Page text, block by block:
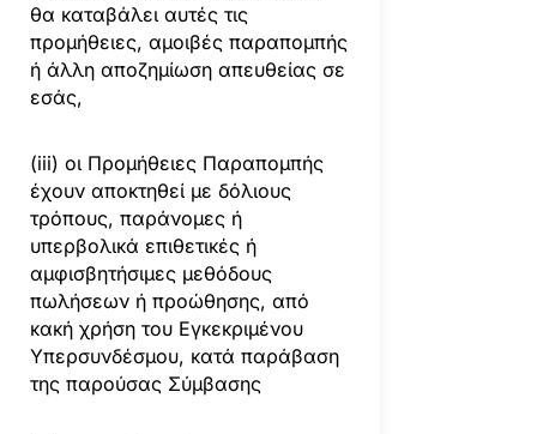
θα καταβάλει αυτές τις
προμήθειες, αμοιβές παραπομπής
ή άλλη αποζημίωση απευθείας σε
εσάς,
(iii) οι Προμήθειες Παραπομπής
έχουν αποκτηθεί με δόλιους
τρόπους, παράνομες ή
υπερβολικά επιθετικές ή
αμφισβητήσιμες μεθόδους
πωλήσεων ή προώθησης, από
κακή χρήση του Εγκεκριμένου
Υπερσυνδέσμου, κατά παράβαση
της παρούσας Σύμβασης